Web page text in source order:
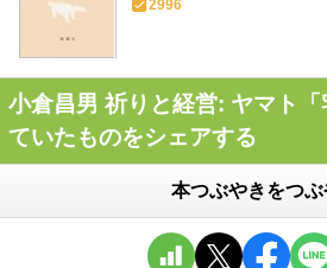
2996
小倉昌男 祈りと経営: ヤマト
ていたものをシェアする
本つぶやきをつぶ